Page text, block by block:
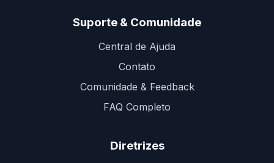
Suporte & Comunidade
Central de Ajuda
Contato
Comunidade & Feedback
FAQ Completo
Diretrizes